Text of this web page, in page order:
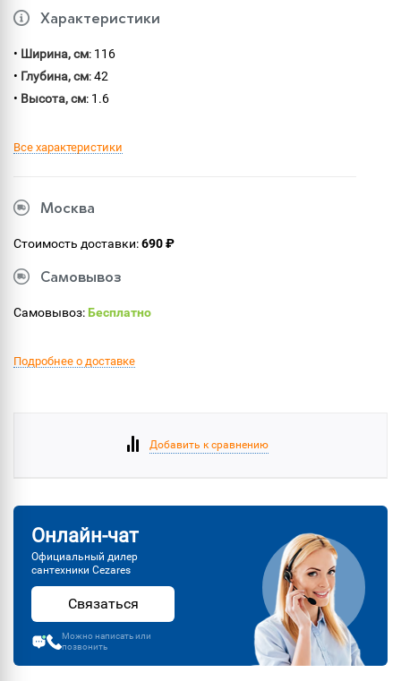
Характеристики
• Ширина, см: 116
• Глубина, см: 42
• Высота, см: 1.6
Все характеристики
Москва
Стоимость доставки:690 ₽
Самовывоз
Самовывоз:Бесплатно
Подробнее о доставке
Добавить к сравнению
Онлайн-чат
Официальный дилер
сантехники Cezares
Связаться
Можно написать или
позвонить